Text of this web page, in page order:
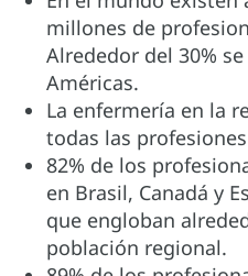
millones de
Alrededor del 30%
Américas.
La enfermería en la
todas las
82% de los
en Brasil, Canadá y
que engloban
población regional.